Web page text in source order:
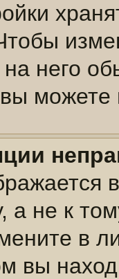
него
можете
а не к
в
вы